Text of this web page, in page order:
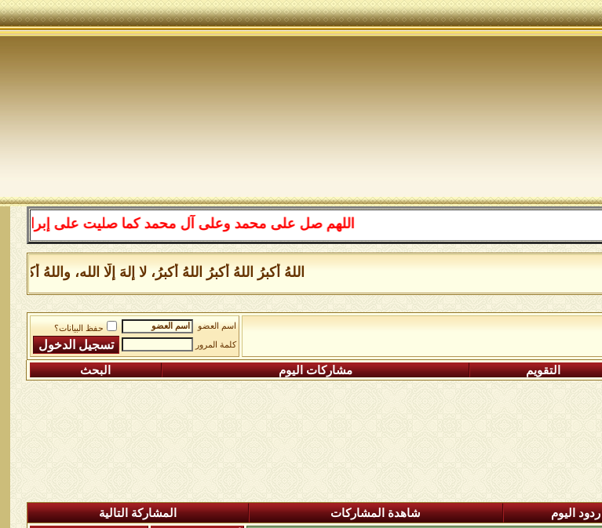
اللهم صل على محمد وعلى آل محمد كما صليت على إبراهيم وعلى آل
اللهُ أكبرُ اللهُ أكبرُ اللهُ أكبرُ، لا إلهَ إلَّا الله، واللهُ أكبر
اسم العضو
حفظ البيانات؟
كلمة المرور
التقويم مشاركات اليوم البحث
ردود اليوم شاهدة المشاركات
المشاركة التالية